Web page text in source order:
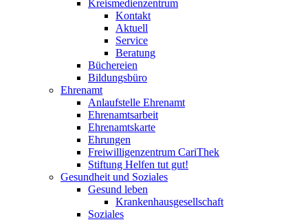
Kreismedienzentrum
Kontakt
Aktuell
Service
Beratung
Büchereien
Bildungsbüro
Ehrenamt
Anlaufstelle Ehrenamt
Ehrenamtsarbeit
Ehrenamtskarte
Ehrungen
Freiwilligenzentrum CariThek
Stiftung Helfen tut gut!
Gesundheit und Soziales
Gesund leben
Krankenhausgesellschaft
Soziales